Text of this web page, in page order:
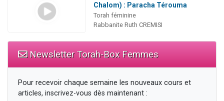
Chalom) : Paracha Térouma
Torah féminine
Rabbanite Ruth CREMISI
Newsletter Torah-Box Femmes
Pour recevoir chaque semaine les nouveaux cours et
articles, inscrivez-vous dès maintenant :